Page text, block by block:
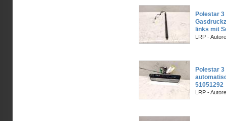
Polestar
links mit
LRP -
Polestar
51051292
LRP -